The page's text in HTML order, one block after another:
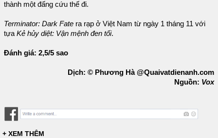
thành một đấng cứu thế đi.
Terminator: Dark Fate ra rạp ở Việt Nam từ ngày 1 tháng 11 với
tựa Kẻ hủy diệt: Vận mệnh đen tối.
Đánh giá: 2,5/5 sao
Dịch: © Phương Hà @Quaivatdienanh.com
Nguồn: Vox
+ XEM THÊM